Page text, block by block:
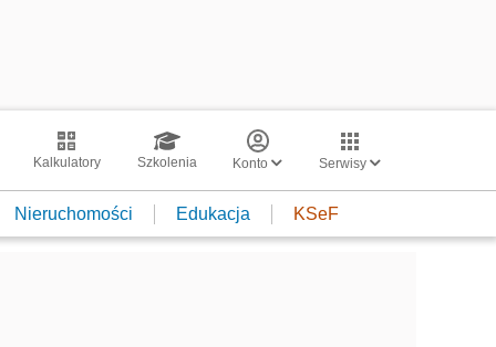
Kalkulatory Szkolenia Konto Serwisy
Nieruchomości Edukacja KSeF